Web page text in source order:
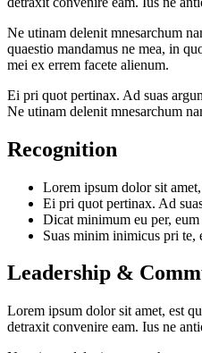
Ne utinam delenit mnesarchum
quaestio mandamus ne mea, in
mei ex errem facete alienum.
Ei pri quot pertinax. Ad suas
Ne utinam delenit mnesarchum
Recognition
Lorem ipsum dolor sit
Ei pri quot pertinax. Ad
Dicat minimum eu per,
Suas minim inimicus pri te,
Leadership &
Lorem ipsum dolor sit amet, est
detraxit convenire eam. Ius ne